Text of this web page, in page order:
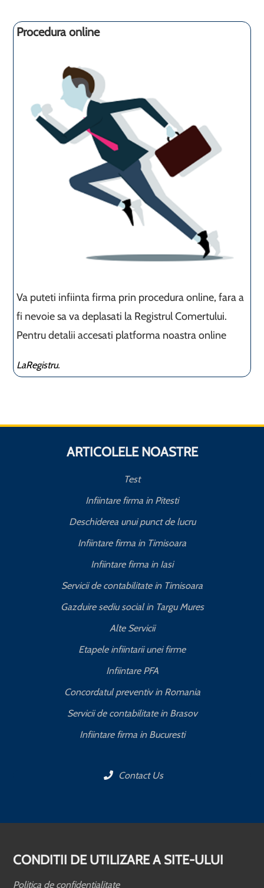
Procedura online
Va puteti infiinta firma prin procedura online, fara a
fi nevoie sa va deplasati la Registrul Comertului.
Pentru detalii accesati platforma noastra online
LaRegistru.
ARTICOLELE NOASTRE
Test
Infiintare firma in Pitesti
Deschiderea unui punct de lucru
Infiintare firma in Timisoara
Infiintare firma in Iasi
Servicii de contabilitate in Timisoara
Gazduire sediu social in Targu Mures
Alte Servicii
Etapele infiintarii unei firme
Infiintare PFA
Concordatul preventiv in Romania
Servicii de contabilitate in Brasov
Infiintare firma in Bucuresti
Contact Us
CONDITII DE UTILIZARE A SITE-ULUI
Politica de confidentialitate